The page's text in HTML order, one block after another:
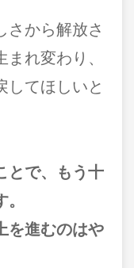
さから解放さ
れ変わり、
してほしいと
とで、もう十
を進むのはや